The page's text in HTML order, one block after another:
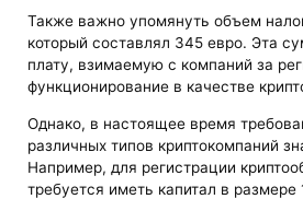
Также важно упомянуть объем
который составлял 345 евро. Эта
плату, взимаемую с компаний за
функционирование в качестве
Однако, в настоящее время
различных типов криптокомпаний
Например, для регистрации
требуется иметь капитал в